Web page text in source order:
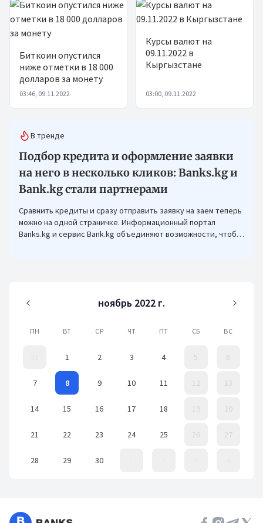
Биткоин опустился
ниже отметки в 18 000
долларов за монету
03:46, 09.11.2022
Курсы валют на
09.11.2022 в
Кыргызстане
03:00, 09.11.2022
В тренде
Подбор кредита и оформление заявки
на него в несколько кликов: Banks.kg и
Bank.kg стали партнерами
Сравнить кредиты и сразу отправить заявку на заем теперь
можно на одной страничке. Информационный портал
Banks.kg и сервис Bank.kg объединяют возможности, чтобы
ноябрь 2022 г.
ПН ВТ СР ЧТ ПТ СБ ВС
1 2 3 4 5 6
7 8 9 10 11 12 13
14 15 16 17 18 19 20
21 22 23 24 25 26 27
28 29 30